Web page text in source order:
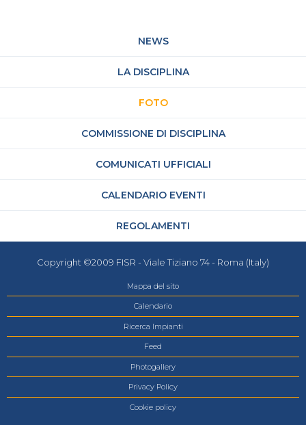
NEWS
LA DISCIPLINA
FOTO
COMMISSIONE DI DISCIPLINA
COMUNICATI UFFICIALI
CALENDARIO EVENTI
REGOLAMENTI
Copyright ©2009 FISR - Viale Tiziano 74 - Roma (Italy)
Mappa del sito
Calendario
Ricerca Impianti
Feed
Photogallery
Privacy Policy
Cookie policy